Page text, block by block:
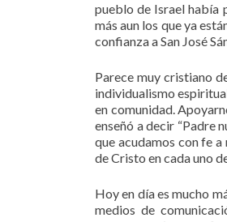
pueblo de Israel había
más aun los que ya
confianza a San José
Parece muy cristiano
individualismo
en comunidad.
enseñó a decir “Padre
que acudamos con fe
de Cristo en cada uno
Hoy en día es mucho
medios de